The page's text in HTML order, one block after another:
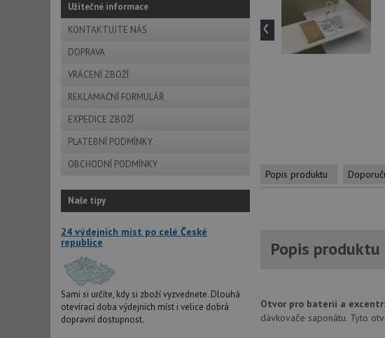
Užitečné informace
KONTAKTUJTE NÁS
DOPRAVA
VRÁCENÍ ZBOŽÍ
REKLAMAČNÍ FORMULÁŘ
EXPEDICE ZBOŽÍ
PLATEBNÍ PODMÍNKY
OBCHODNÍ PODMÍNKY
Naše tipy
24 výdejních míst po celé České
republice
Sami si určíte, kdy si zboží vyzvednete. Dlouhá
otevírací doba výdejních míst i velice dobrá
dopravní dostupnost.
‹
Popis produktu
Popis produktu
Otvor pro baterii a excentr:
dávkovače saponátu. Tyto